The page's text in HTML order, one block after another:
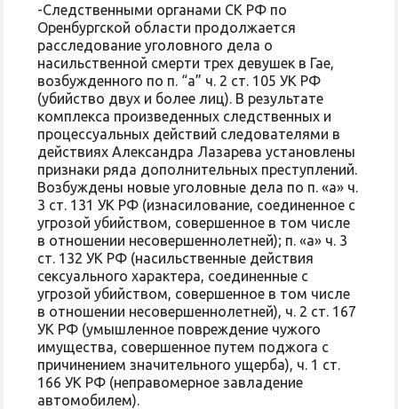
-Следственными органами СК РФ по
Оренбургской области продолжается
расследование уголовного дела о
насильственной смерти трех девушек в Гае,
возбужденного по п. “а” ч. 2 ст. 105 УК РФ
(убийство двух и более лиц). В результате
комплекса произведенных следственных и
процессуальных действий следователями в
действиях Александра Лазарева установлены
признаки ряда дополнительных преступлений.
Возбуждены новые уголовные дела по п. «а» ч.
3 ст. 131 УК РФ (изнасилование, соединенное с
угрозой убийством, совершенное в том числе
в отношении несовершеннолетней); п. «а» ч. 3
ст. 132 УК РФ (насильственные действия
сексуального характера, соединенные с
угрозой убийством, совершенное в том числе
в отношении несовершеннолетней), ч. 2 ст. 167
УК РФ (умышленное повреждение чужого
имущества, совершенное путем поджога с
причинением значительного ущерба), ч. 1 ст.
166 УК РФ (неправомерное завладение
автомобилем).